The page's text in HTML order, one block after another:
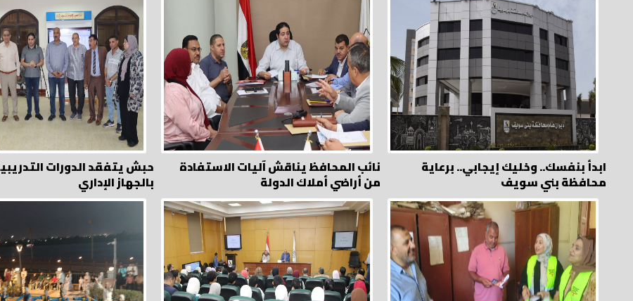
ابدأ بنفسك.. وخليك إيجابي.. برعاية
محافظة بني سويف
نائب المحافظ يناقش آليات الاستفادة
من أراضي أملاك الدولة
حبش يتفقد الدورات
بالجهاز الإداري